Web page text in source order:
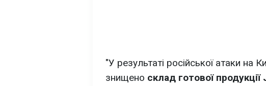
"У результаті російської атаки на
знищено склад готової продукції